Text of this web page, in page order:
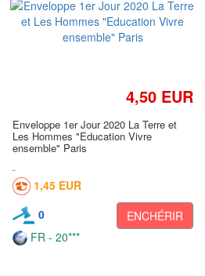
4,50 EUR
Enveloppe 1er Jour 2020 La Terre et
Les Hommes "Education Vivre
ensemble" Paris
1,45 EUR
0
ENCHÉRIR
FR - 20***